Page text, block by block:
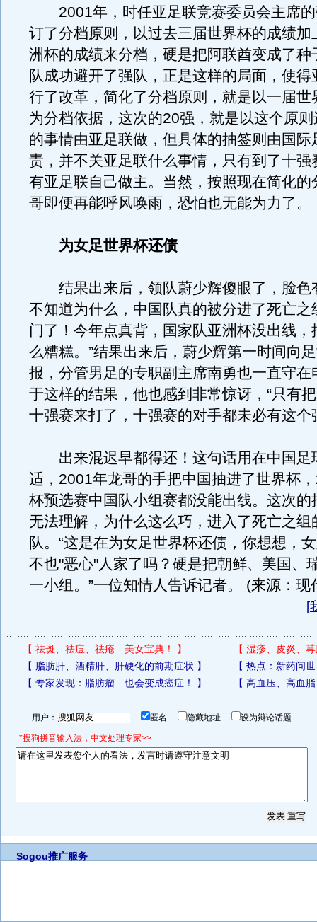
2001年，时任亚足联竞赛委员会主席的
订了分档原则，以过去三届世界杯的成绩加
洲杯的成绩来分档，硬是把阿联酋变成了种
队成功避开了强队，正是这样的局面，使得
行了改革，简化了分档原则，就是以一届世
为分档依据，这次的20强，就是以这个原
的事情由亚足联做，但具体的抽签则由国际
责，并不关亚足联什么事情，只有到了十强
有亚足联自己做主。当然，按照现在简化的
哥即便再能呼风唤雨，恐怕也无能为力了。
为女足世界杯还债
结果出来后，领队蔚少辉傻眼了，脸色
不知道为什么，中国队真的被分进了死亡之
门了！今年点真背，国家队亚洲杯没出线，
么糟糕。”结果出来后，蔚少辉第一时间向
报，分管男足的专职副主席南勇也一直守在
于这样的结果，他也感到非常惊讶，“只有
十强赛来打了，十强赛的对手都未必有这个
出来混迟早都得还！这句话用在中国足
适，2001年龙哥的手把中国抽进了世界杯
杯预选赛中国队小组赛都没能出线。这次的
无法理解，为什么这么巧，进入了死亡之组
队。“这是在为女足世界杯还债，你想想，
不也"恶心"人家了吗？硬是把朝鲜、美国、
一小组。”一位知情人告诉记者。 (来源：现
[
【 祛斑、祛痘、祛疮—美女宝典！ 】 【 湿疹、皮炎、
【 脂肪肝、酒精肝、肝硬化的前期症状 】 【 热点：新药问
【 专家发现：脂肪瘤—也会变成癌症！ 】 【 高血压、高血
用户： 匿名 隐藏地址 设为辩论话题
*搜狗拼音输入法，中文处理专家>>
Sogou推广服务